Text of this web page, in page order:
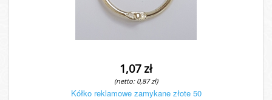
1,07 zł
(netto: 0,87 zł)
Kółko reklamowe zamykane złote 50